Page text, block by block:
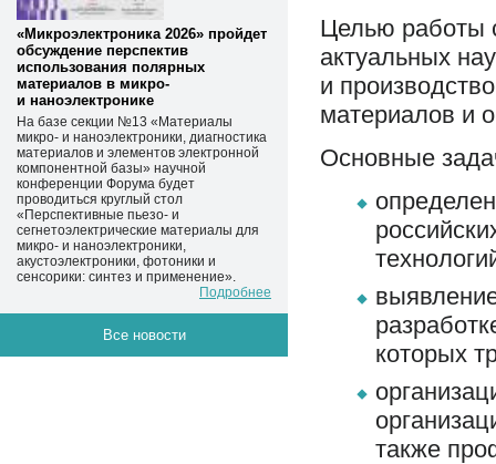
«Микроэлектроника 2026» пройдет
обсуждение перспектив
использования полярных
материалов в микро-
и наноэлектронике
На базе секции №13 «Материалы
микро- и наноэлектроники, диагностика
материалов и элементов электронной
компонентной базы» научной
конференции Форума будет
проводиться круглый стол
«Перспективные пьезо- и
сегнетоэлектрические материалы для
микро- и наноэлектроники,
акустоэлектроники, фотоники и
сенсорики: синтез и применение».
Подробнее
Все новости
Целью работы
актуальных
и
материалов и
Основные
которых
также